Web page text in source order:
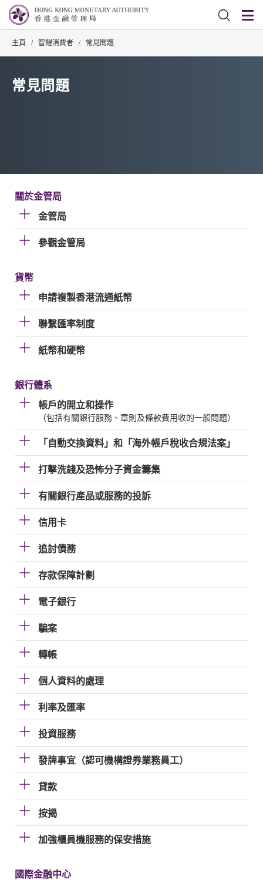
主頁 / 智醒消費者 / 常見問題
常見問題
關於金管局
金管局
參觀金管局
貨幣
申請複製香港流通紙幣
聯繫匯率制度
紙幣和硬幣
銀行體系
帳戶的開立和操作
（包括有關銀行服務、章則及條款費用收的一般問題）
「自動交換資料」和「海外帳戶稅收合規法案」
打擊洗錢及恐怖分子資金籌集
有關銀行產品或服務的投訴
信用卡
追討債務
存款保障計劃
電子銀行
騙案
轉帳
個人資料的處理
利率及匯率
投資服務
發牌事宜（認可機構證券業務員工）
貸款
按揭
加強櫃員機服務的保安措施
國際金融中心